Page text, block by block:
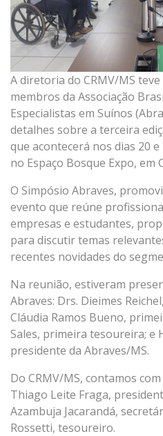
A diretoria do CRMV/MS
membros da Associação
Especialistas em Suínos
detalhes sobre a terceira
que acontecerá nos dias 20
no Espaço Bosque Expo, em
O Simpósio Abraves,
evento que reúne
empresas e estudantes,
para discutir temas
recentes novidades do
Na reunião, estiveram
Abraves: Drs. Dieimes
Cláudia Ramos Bueno,
Sales, primeira tesoureira; e
presidente da Abraves/MS.
Do CRMV/MS, contamos
Thiago Leite Fraga,
Azambuja Jacarandá,
Rossetti, tesoureiro.